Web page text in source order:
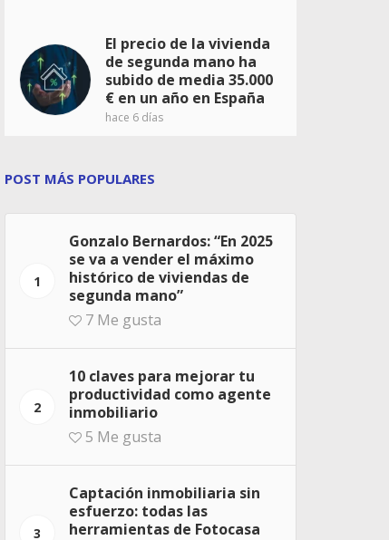
El precio de la vivienda
de segunda mano ha
subido de media 35.000
€ en un año en España
hace 6 días
POST MÁS POPULARES
1
Gonzalo Bernardos: “En 2025
se va a vender el máximo
histórico de viviendas de
segunda mano”
7 Me gusta
2
10 claves para mejorar tu
productividad como agente
inmobiliario
5 Me gusta
3
Captación inmobiliaria sin
esfuerzo: todas las
herramientas de Fotocasa